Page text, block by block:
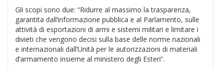
Gli scopi sono due: “Ridurre al massimo la trasparenza,
garantita dall’informazione pubblica e al Parlamento, sulle
attività di esportazioni di armi e sistemi militari e limitare i
divieti che vengono decisi sulla base delle norme nazionali
e internazionali dall’Unità per le autorizzazioni di materiali
d’armamento insieme al ministero degli Esteri”.